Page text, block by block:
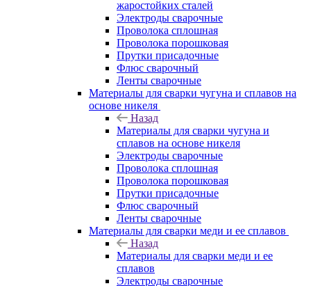
жаростойких сталей
Электроды сварочные
Проволока сплошная
Проволока порошковая
Прутки присадочные
Флюс сварочный
Ленты сварочные
Материалы для сварки чугуна и сплавов на
основе никеля
Назад
Материалы для сварки чугуна и
сплавов на основе никеля
Электроды сварочные
Проволока сплошная
Проволока порошковая
Прутки присадочные
Флюс сварочный
Ленты сварочные
Материалы для сварки меди и ее сплавов
Назад
Материалы для сварки меди и ее
сплавов
Электроды сварочные